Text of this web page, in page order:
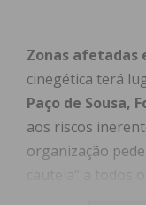
Zonas afetadas
cinegética terá
Paço de Sousa,
aos riscos
organização